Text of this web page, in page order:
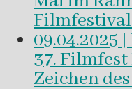
09.04.2025
37.
Zeichen